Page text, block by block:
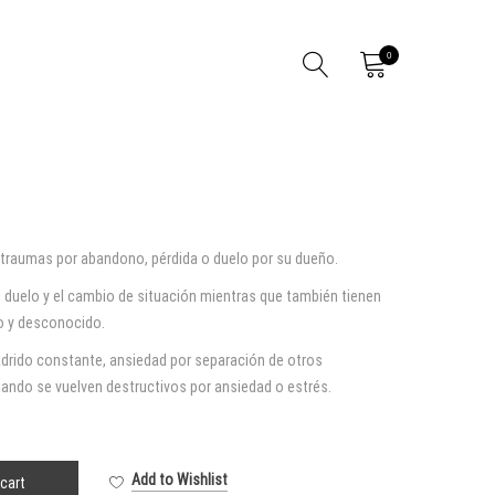
0
por abandono, pérdida o duelo por su dueño.
duelo y el cambio de situación mientras que también tienen
y desconocido.
constante, ansiedad por separación de otros
se vuelven destructivos por ansiedad o estrés.
Add to Wishlist